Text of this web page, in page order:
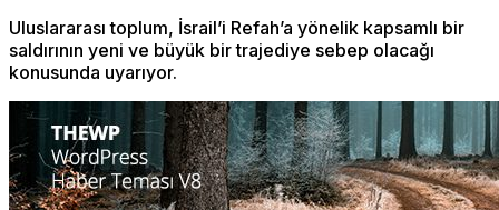
Uluslararası toplum, İsrail’i Refah’a yönelik kapsamlı bir
saldırının yeni ve büyük bir trajediye sebep olacağı
konusunda uyarıyor.